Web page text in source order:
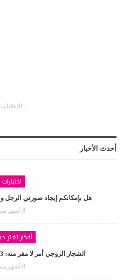
- الإعلانات -
أحدث الأخبار
اختبارات
هل بإمكانكم إيجاد صورتي الرجل
8 أشهر منذ
أفكار تغيّر
الشجار الزوجي أمر لا مفر منه: 3 أفكار تجعل شجاركما…
8 أشهر منذ